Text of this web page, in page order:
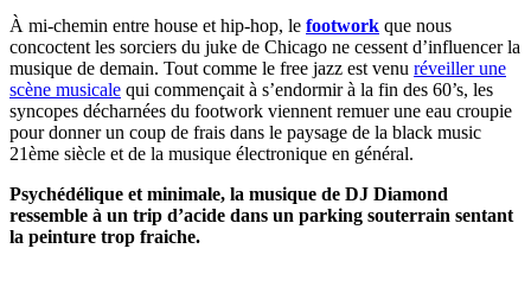
À mi-chemin entre house et hip-hop, le footwork que nous
concoctent les sorciers du juke de Chicago ne cessent d’influencer la
musique de demain. Tout comme le free jazz est venu réveiller une
scène musicale qui commençait à s’endormir à la fin des 60’s, les
syncopes décharnées du footwork viennent remuer une eau croupie
pour donner un coup de frais dans le paysage de la black music
21ème siècle et de la musique électronique en général.
Psychédélique et minimale, la musique de DJ Diamond
ressemble à un trip d’acide dans un parking souterrain sentant
la peinture trop fraiche.